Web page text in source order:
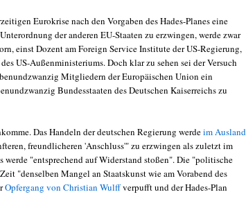
Eurokrise nach den Vorgaben des Hades-Planes eine
der anderen EU-Staaten zu erzwingen, werde zwar
einst Dozent am Foreign Service Institute der US-Regierung,
US-Außenministeriums. Doch klar zu sehen sei der Versuch
Mitgliedern der Europäischen Union ein
Bundesstaaten des Deutschen Kaiserreichs zu
Das Handeln der deutschen Regierung werdeim Ausland
freundlicheren 'Anschluss'" zu erzwingen als zuletzt im
werde "entsprechend auf Widerstand stoßen". Die "politische
"denselben Mangel an Staatskunst wie am Vorabend des
Opfergang von Christian Wulffverpufft und der Hades-Plan